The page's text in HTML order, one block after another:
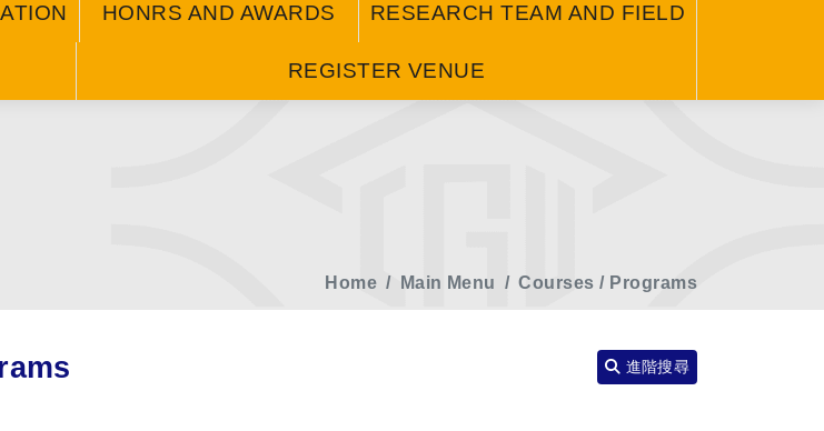
HONRS AND AWARDS RESEARCH TEAM AND FIELD
REGISTER VENUE
Home Main Menu Courses / Programs
進階搜尋